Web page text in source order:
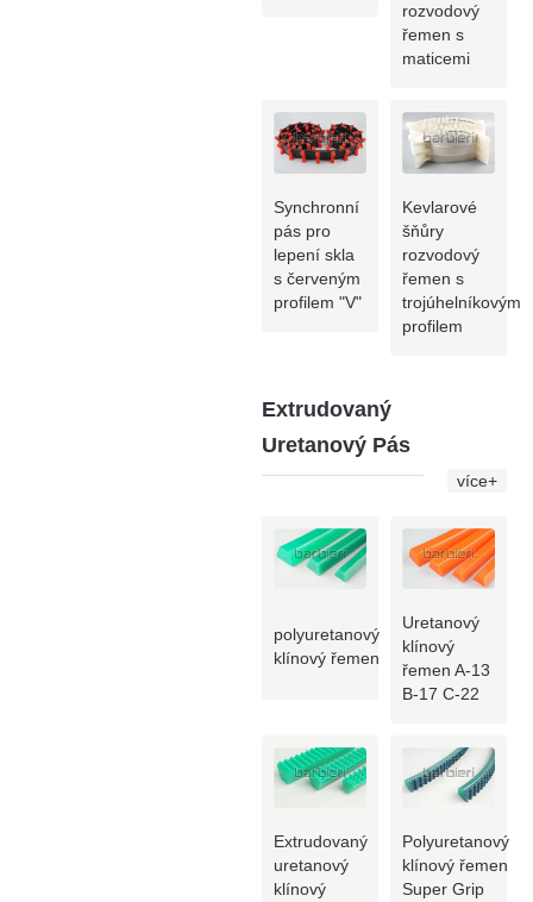
rozvodový
řemen s
maticemi
Synchronní
pás pro
lepení skla
s červeným
profilem "V"
Kevlarové
šňůry
rozvodový
řemen s
trojúhelníkovým
profilem
Extrudovaný
Uretanový Pás
více+
polyuretanový
klínový řemen
Uretanový
klínový
řemen A-13
B-17 C-22
Extrudovaný
uretanový
klínový
Polyuretanový
klínový řemen
Super Grip